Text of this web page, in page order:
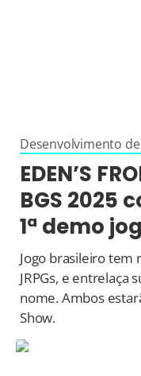
Desenvolvimento de
EDEN’S
BGS 2025
1ª demo
Jogo brasileiro tem
JRPGs, e entrelaça
nome. Ambos
Show.